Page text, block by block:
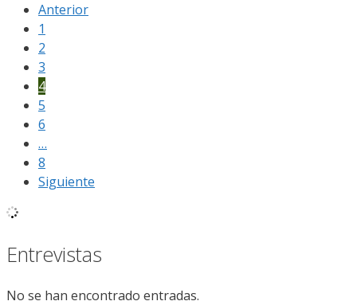
Anterior
1
2
3
4
5
6
…
8
Siguiente
Entrevistas
No se han encontrado entradas.